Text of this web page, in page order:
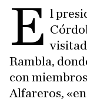
E l
Rambla,
con
Alfareros,